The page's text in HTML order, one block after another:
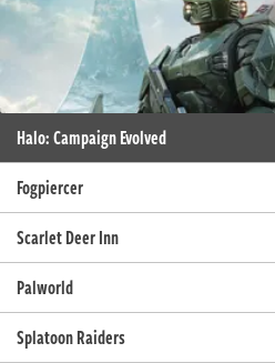
Halo: Campaign Evolved
Fogpiercer
Scarlet Deer Inn
Palworld
Splatoon Raiders